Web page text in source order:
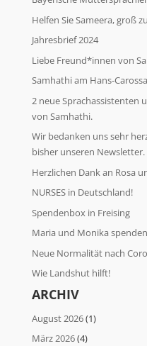
Helfen Sie Sameera, groß
Jahresbrief 2024
Liebe Freund*innen von
Samhathi am Hans-
2 neue Sprachassistenten
von Samhathi.
Wir bedanken uns sehr
bisher unseren Newsletter.
Herzlichen Dank an Rosa
NURSES in Deutschland!
Spendenbox in Freising
Maria und Monika spenden
Neue Normalität nach
Wie Landshut hilft!
ARCHIV
August 2026(1)
März 2026(4)